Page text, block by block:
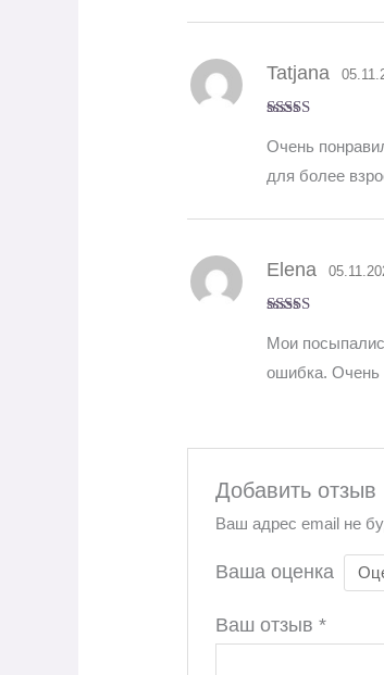
5
Tatjana
Очень
для более
5
Elena
Мои
ошибка. Очень
Добавить отзыв
Ваш адрес email не
Ваша оценка
Ваш отзыв*